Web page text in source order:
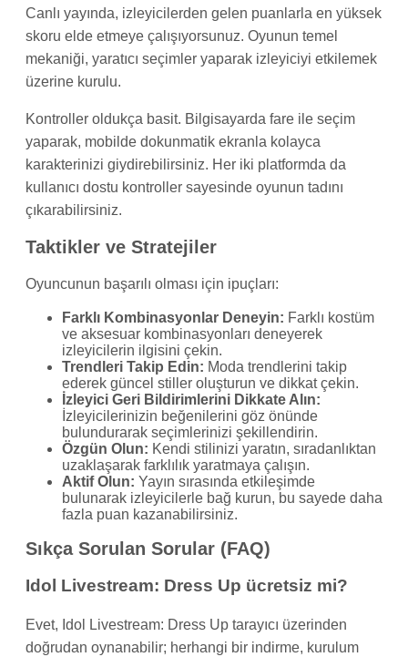
Canlı yayında, izleyicilerden gelen puanlarla en yüksek
skoru elde etmeye çalışıyorsunuz. Oyunun temel
mekaniği, yaratıcı seçimler yaparak izleyiciyi etkilemek
üzerine kurulu.
Kontroller oldukça basit. Bilgisayarda fare ile seçim
yaparak, mobilde dokunmatik ekranla kolayca
karakterinizi giydirebilirsiniz. Her iki platformda da
kullanıcı dostu kontroller sayesinde oyunun tadını
çıkarabilirsiniz.
Taktikler ve Stratejiler
Oyuncunun başarılı olması için ipuçları:
Farklı Kombinasyonlar Deneyin: Farklı kostüm
ve aksesuar kombinasyonları deneyerek
izleyicilerin ilgisini çekin.
Trendleri Takip Edin: Moda trendlerini takip
ederek güncel stiller oluşturun ve dikkat çekin.
İzleyici Geri Bildirimlerini Dikkate Alın:
İzleyicilerinizin beğenilerini göz önünde
bulundurarak seçimlerinizi şekillendirin.
Özgün Olun: Kendi stilinizi yaratın, sıradanlıktan
uzaklaşarak farklılık yaratmaya çalışın.
Aktif Olun: Yayın sırasında etkileşimde
bulunarak izleyicilerle bağ kurun, bu sayede daha
fazla puan kazanabilirsiniz.
Sıkça Sorulan Sorular (FAQ)
Idol Livestream: Dress Up ücretsiz mi?
Evet, Idol Livestream: Dress Up tarayıcı üzerinden
doğrudan oynanabilir; herhangi bir indirme, kurulum